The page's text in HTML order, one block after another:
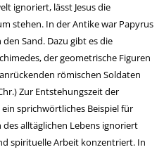
ignoriert, lässt Jesus die
stehen. In der Antike war Papyrus
Sand. Dazu gibt es die
der geometrische Figuren
römischen Soldaten
Zur Entstehungszeit der
sprichwörtliches Beispiel für
alltäglichen Lebens ignoriert
spirituelle Arbeit konzentriert. In